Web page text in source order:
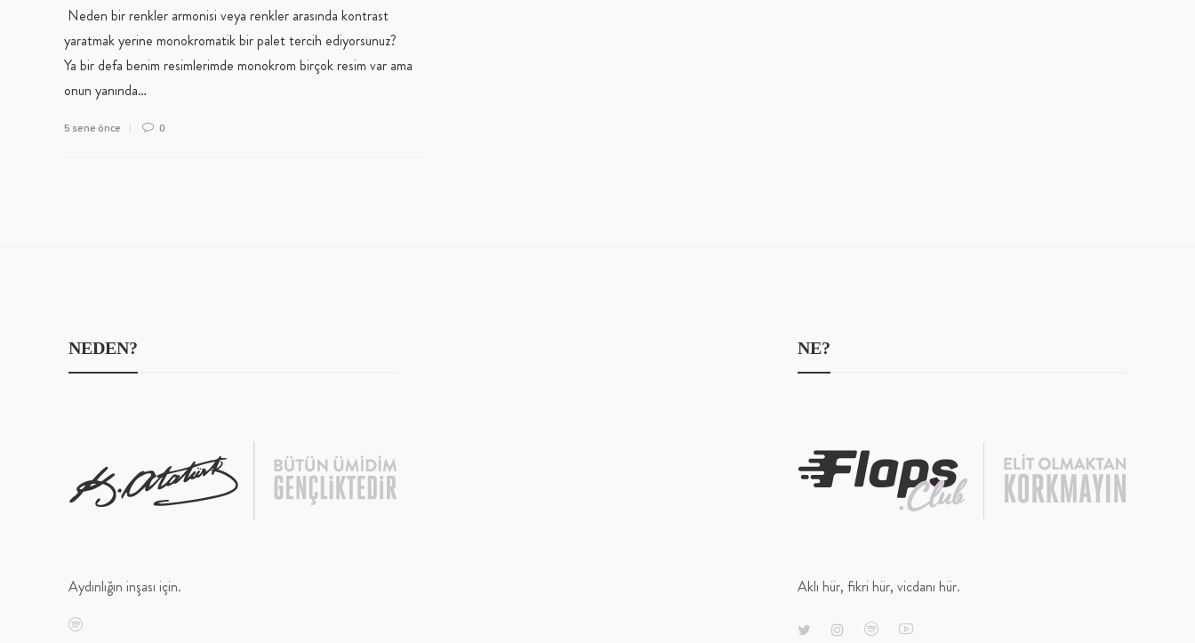
Neden bir renkler armonisi veya renkler arasında kontrast
yaratmak yerine monokromatik bir palet tercih ediyorsunuz?
Ya bir defa benim resimlerimde monokrom birçok resim var ama
onun yanında…
5 sene önce 0
NEDEN?
Aydınlığın inşası için.
NE?
Aklı hür, fikri hür, vicdanı hür.